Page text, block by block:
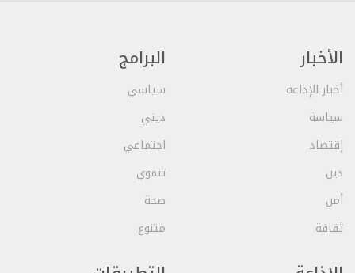
الأخبار
أخبار الإذاعة
سياسة
إقتصاد
دين
أمن
ثقافة
البرامج
سياسي
ديني
اجتماعي
تنموي
صحة
متنوع